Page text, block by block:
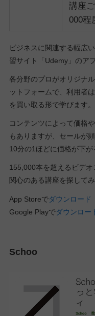
講座
000程
ビジネスに関連する幅広
習サイト「Udemy」のア
各分野のプロがオリジナ
ットフォームで、利用者
を買い取る形で学びます。
コンテンツによって価格
もありますが、セールが
10分の1ほどに価格が下が
155,000本を超えるビデオ
関心のある講座を探して
App Storeでダウンロード
Google Playでダウンロー
Schoo